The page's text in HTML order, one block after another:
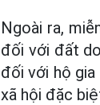
Ngoài ra,
đối với đất
đối với hộ
xã hội đặc